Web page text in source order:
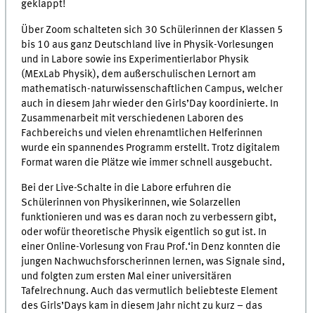
geklappt!
Über Zoom schalteten sich 30 Schülerinnen der Klassen 5
bis 10 aus ganz Deutschland live in Physik-Vorlesungen
und in Labore sowie ins Experimentierlabor Physik
(MExLab Physik), dem außerschulischen Lernort am
mathematisch-naturwissenschaftlichen Campus, welcher
auch in diesem Jahr wieder den Girls’Day koordinierte. In
Zusammenarbeit mit verschiedenen Laboren des
Fachbereichs und vielen ehrenamtlichen Helferinnen
wurde ein spannendes Programm erstellt. Trotz digitalem
Format waren die Plätze wie immer schnell ausgebucht.
Bei der Live-Schalte in die Labore erfuhren die
Schülerinnen von Physikerinnen, wie Solarzellen
funktionieren und was es daran noch zu verbessern gibt,
oder wofür theoretische Physik eigentlich so gut ist. In
einer Online-Vorlesung von Frau Prof.‘in Denz konnten die
jungen Nachwuchsforscherinnen lernen, was Signale sind,
und folgten zum ersten Mal einer universitären
Tafelrechnung. Auch das vermutlich beliebteste Element
des Girls’Days kam in diesem Jahr nicht zu kurz – das